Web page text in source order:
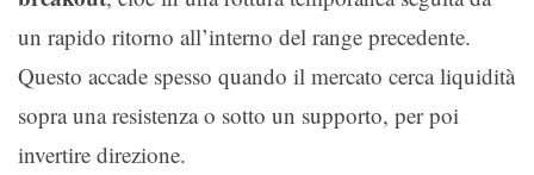
un rapido ritorno all’interno del range precedente.
Questo accade spesso quando il mercato cerca liquidità
sopra una resistenza o sotto un supporto, per poi
invertire direzione.